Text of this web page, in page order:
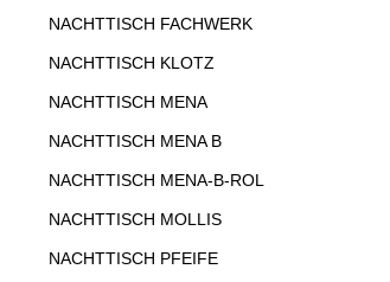
NACHTTISCH FACHWERK
NACHTTISCH KLOTZ
NACHTTISCH MENA
NACHTTISCH MENA B
NACHTTISCH MENA-B-ROL
NACHTTISCH MOLLIS
NACHTTISCH PFEIFE